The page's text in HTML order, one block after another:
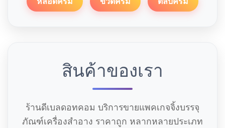
สินค้าของเรา
ร้านดีเบลดอทคอม บริการขายแพคเกจจิ้งบรรจุ
ภัณฑ์เครื่องสำอาง ราคาถูก หลากหลายประเภท